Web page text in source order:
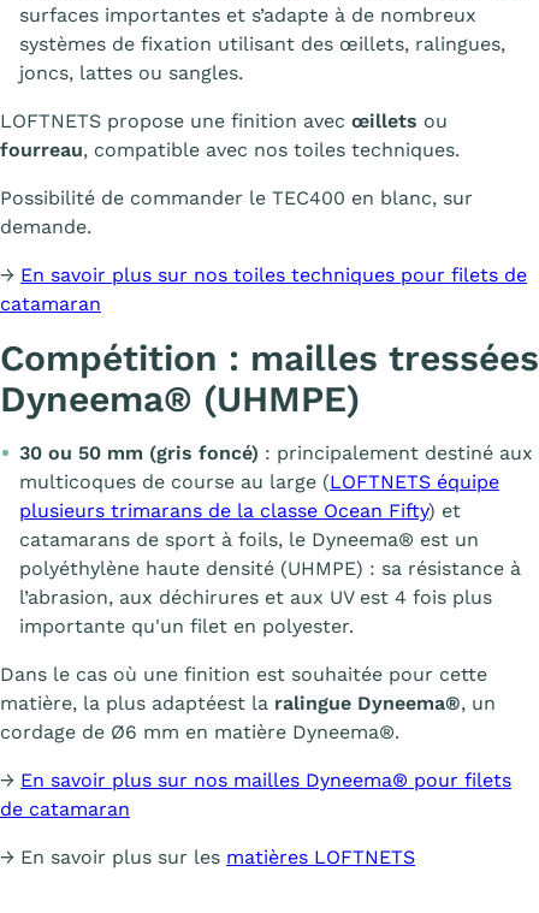
surfaces importantes et s’adapte à de nombreux
systèmes de fixation utilisant des œillets, ralingues,
joncs, lattes ou sangles.
LOFTNETS propose une finition avec œillets ou
fourreau, compatible avec nos toiles techniques.
Possibilité de commander le TEC400 en blanc, sur
demande.
→ En savoir plus sur nos toiles techniques pour filets de
catamaran
Compétition : mailles tressées
Dyneema® (UHMPE)
30 ou 50 mm (gris foncé) : principalement destiné aux
multicoques de course au large (LOFTNETS équipe
plusieurs trimarans de la classe Ocean Fifty) et
catamarans de sport à foils, le Dyneema® est un
polyéthylène haute densité (UHMPE) : sa résistance à
l’abrasion, aux déchirures et aux UV est 4 fois plus
importante qu'un filet en polyester.
Dans le cas où une finition est souhaitée pour cette
matière, la plus adaptéest la ralingue Dyneema®, un
cordage de Ø6 mm en matière Dyneema®.
→ En savoir plus sur nos mailles Dyneema® pour filets
de catamaran
→ En savoir plus sur les matières LOFTNETS